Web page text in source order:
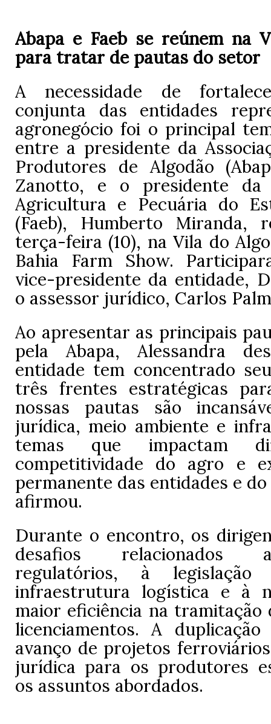
Abapa e Faeb se reúnem na
para tratar de pautas do setor
A necessidade de
conjunta das entidades
agronegócio foi o principal
entre a presidente da
Produtores de Algodão
Zanotto, e o presidente da
Agricultura e Pecuária do
(Faeb), Humberto Miranda,
terça-feira (10), na Vila do
Bahia Farm Show.
vice-presidente da entidade,
o assessor jurídico, Carlos
Ao apresentar as principais
pela Abapa, Alessandra
entidade tem concentrado
três frentes estratégicas
nossas pautas são
jurídica, meio ambiente e
temas que impactam
competitividade do agro e
permanente das entidades e
afirmou.
Durante o encontro, os
desafios relacionados
regulatórios, à legislação
infraestrutura logística e à
maior eficiência na tramitação
licenciamentos. A
avanço de projetos
jurídica para os produtores
os assuntos abordados.